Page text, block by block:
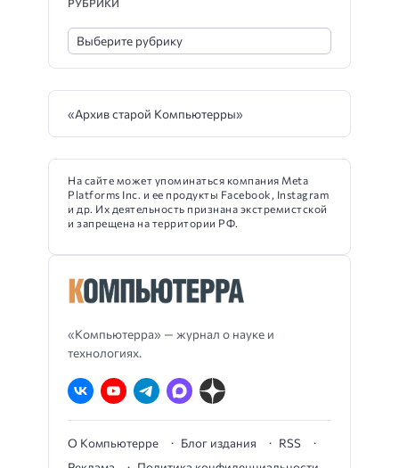
«Компьютерра» — журнал о науке и
технологиях.
О Компьютерре Блог издания
RSS
РУБРИКИ
«Архив старой Компьютерры»
На сайте может упоминаться компания Meta
Platforms Inc. и ее продукты Facebook, Instagram
и др. Их деятельность признана экстремистской
и запрещена на территории РФ.